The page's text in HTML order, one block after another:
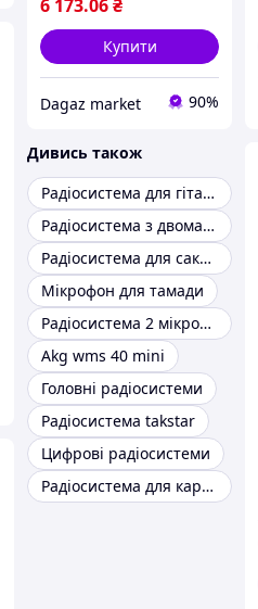
6 173.06₴
Купити
Dagaz market 90%
Дивись також
Радіосистема для гітари
Радіосистема з двома ручними мікрофонами
Радіосистема для саксофона
Мікрофон для тамади
Радіосистема 2 мікрофони
Akg wms 40 mini
Головні радіосистеми
Радіосистема takstar
Цифрові радіосистеми
Радіосистема для караоке